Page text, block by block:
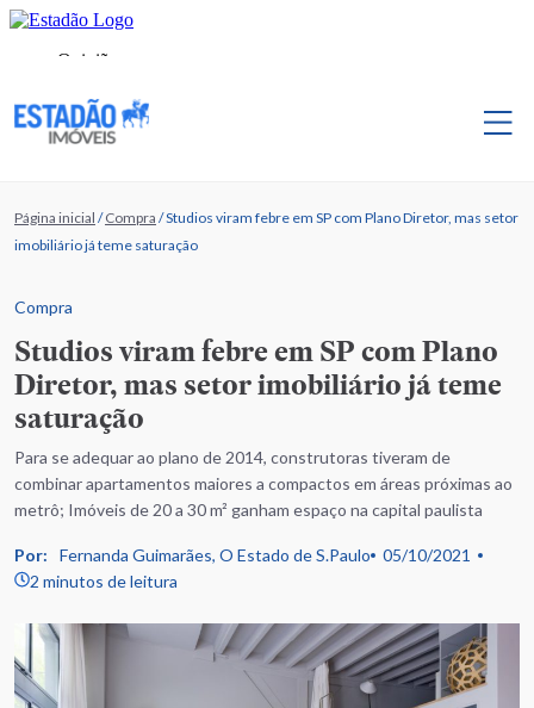
Página inicial /Compra /Studios viram febre em SP com Plano Diretor, mas setor
imobiliário já teme saturação
Compra
Studios viram febre em SP com Plano
Diretor, mas setor imobiliário já teme
saturação
Para se adequar ao plano de 2014, construtoras tiveram de
combinar apartamentos maiores a compactos em áreas próximas ao
metrô; Imóveis de 20 a 30 m² ganham espaço na capital paulista
Por: Fernanda Guimarães, O Estado de S.Paulo
05/10/2021
2 minutos de leitura